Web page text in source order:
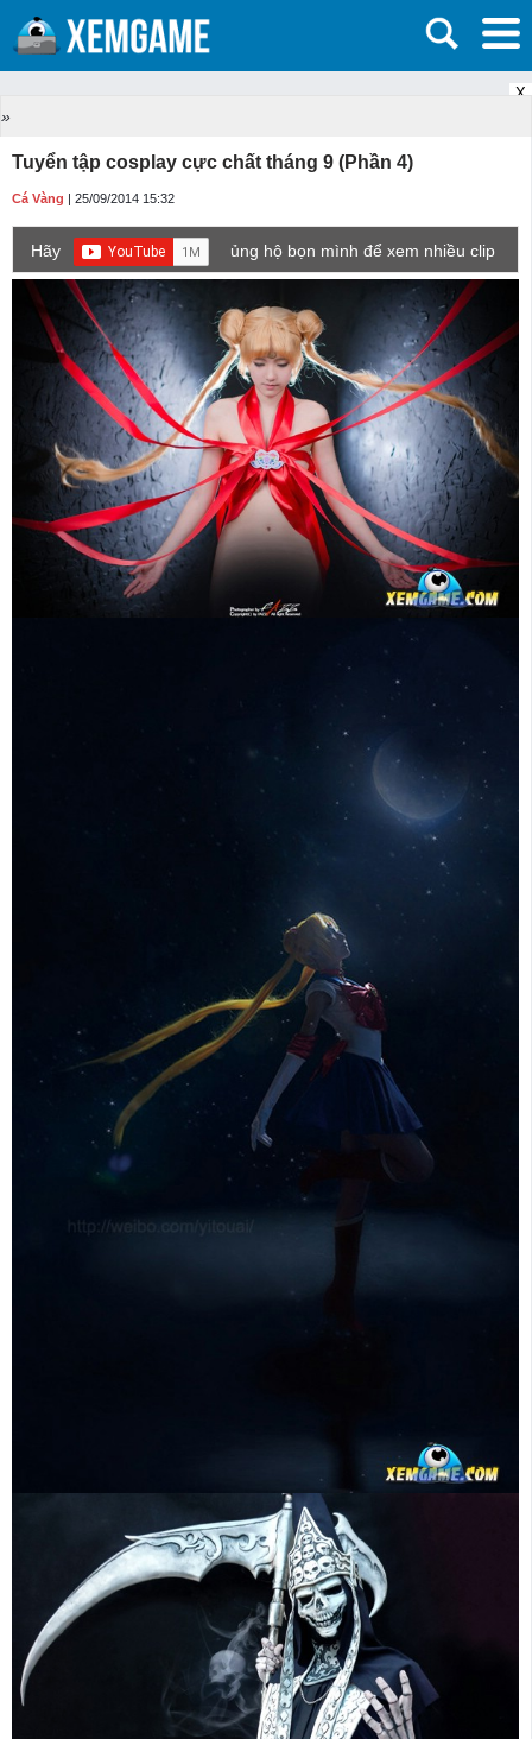
X
»
Tuyển tập cosplay cực chất tháng 9 (Phần 4)
Cá Vàng | 25/09/2014 15:32
Hãy
ủng hộ bọn mình để xem nhiều clip
game mới hơn nhé!